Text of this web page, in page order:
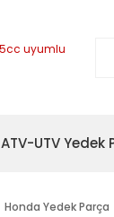
ATV-UTV Yedek
Honda Yedek Parça